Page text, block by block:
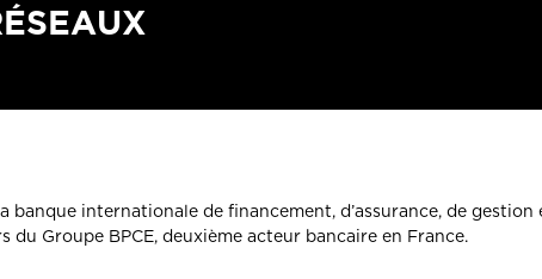
banque internationale de financement, d’assurance, de gestion
du Groupe BPCE, deuxième acteur bancaire en France.